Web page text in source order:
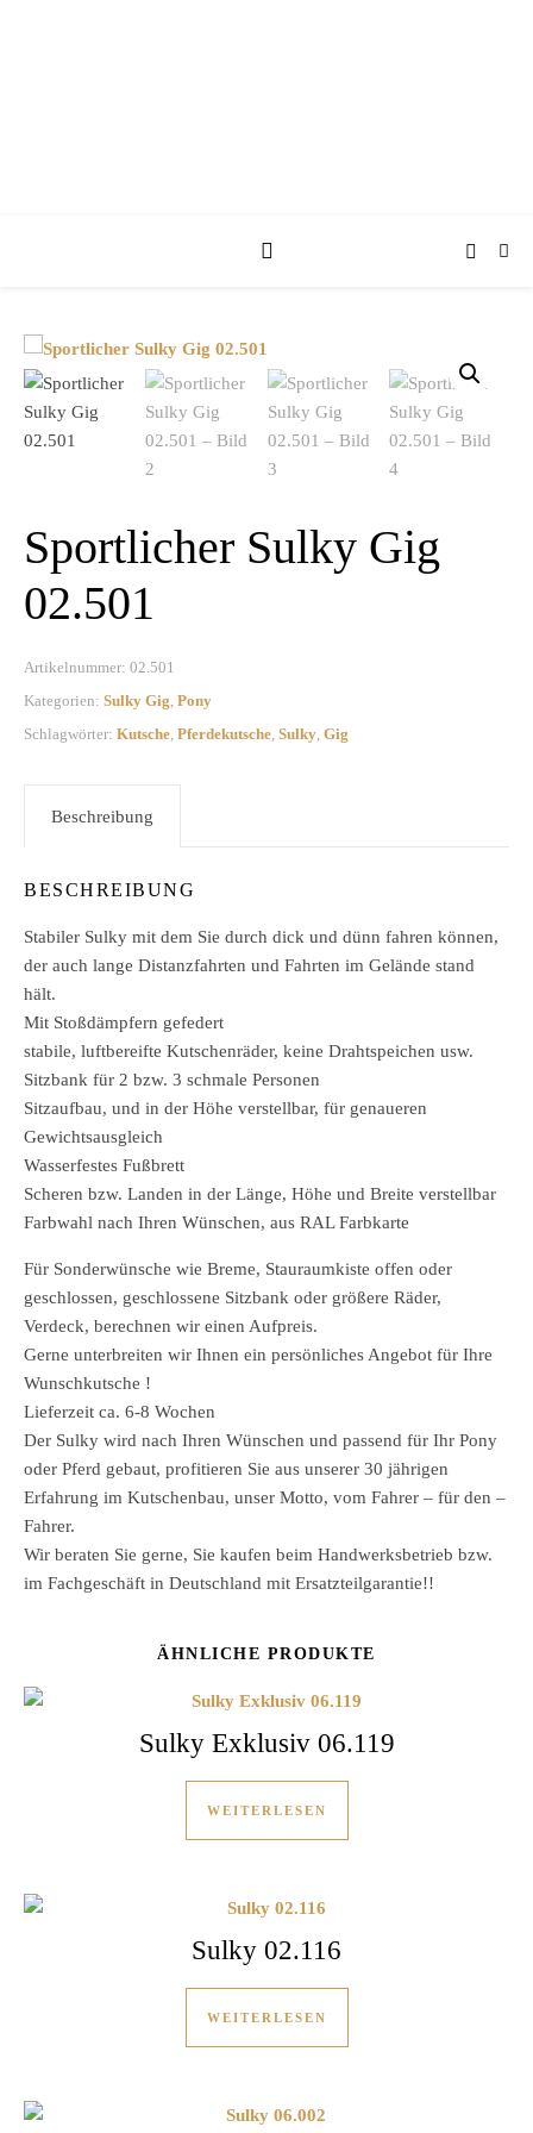
Sportlicher Sulky Gig
02.501
Artikelnummer: 02.501
Kategorien: Sulky Gig, Pony
Schlagwörter: Kutsche, Pferdekutsche, Sulky, Gig
Beschreibung
BESCHREIBUNG
Stabiler Sulky mit dem Sie durch dick und dünn fahren können,
der auch lange Distanzfahrten und Fahrten im Gelände stand
hält.
Mit Stoßdämpfern gefedert
stabile, luftbereifte Kutschenräder, keine Drahtspeichen usw.
Sitzbank für 2 bzw. 3 schmale Personen
Sitzaufbau, und in der Höhe verstellbar, für genaueren
Gewichtsausgleich
Wasserfestes Fußbrett
Scheren bzw. Landen in der Länge, Höhe und Breite verstellbar
Farbwahl nach Ihren Wünschen, aus RAL Farbkarte
Für Sonderwünsche wie Breme, Stauraumkiste offen oder
geschlossen, geschlossene Sitzbank oder größere Räder,
Verdeck, berechnen wir einen Aufpreis.
Gerne unterbreiten wir Ihnen ein persönliches Angebot für Ihre
Wunschkutsche !
Lieferzeit ca. 6-8 Wochen
Der Sulky wird nach Ihren Wünschen und passend für Ihr Pony
oder Pferd gebaut, profitieren Sie aus unserer 30 jährigen
Erfahrung im Kutschenbau, unser Motto, vom Fahrer – für den –
Fahrer.
Wir beraten Sie gerne, Sie kaufen beim Handwerksbetrieb bzw.
im Fachgeschäft in Deutschland mit Ersatzteilgarantie!!
ÄHNLICHE PRODUKTE
Sulky Exklusiv 06.119
WEITERLESEN
Sulky 02.116
WEITERLESEN